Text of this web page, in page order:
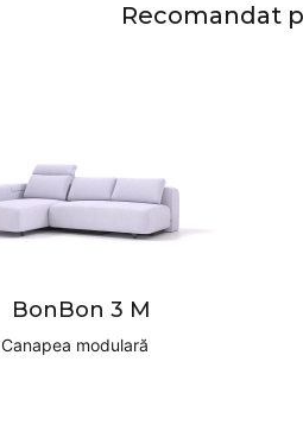
Recomandat
BonBon 3 M
Canapea modulară